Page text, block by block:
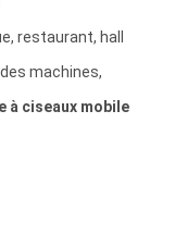
restaurant, hall
machines,
à ciseaux mobile